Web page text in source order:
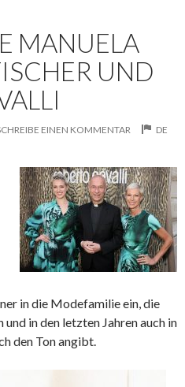
MANUELA
UND
EINEN KOMMENTAR DE
in die Modefamilie ein, die
in den letzten Jahren auch in
den Ton angibt.